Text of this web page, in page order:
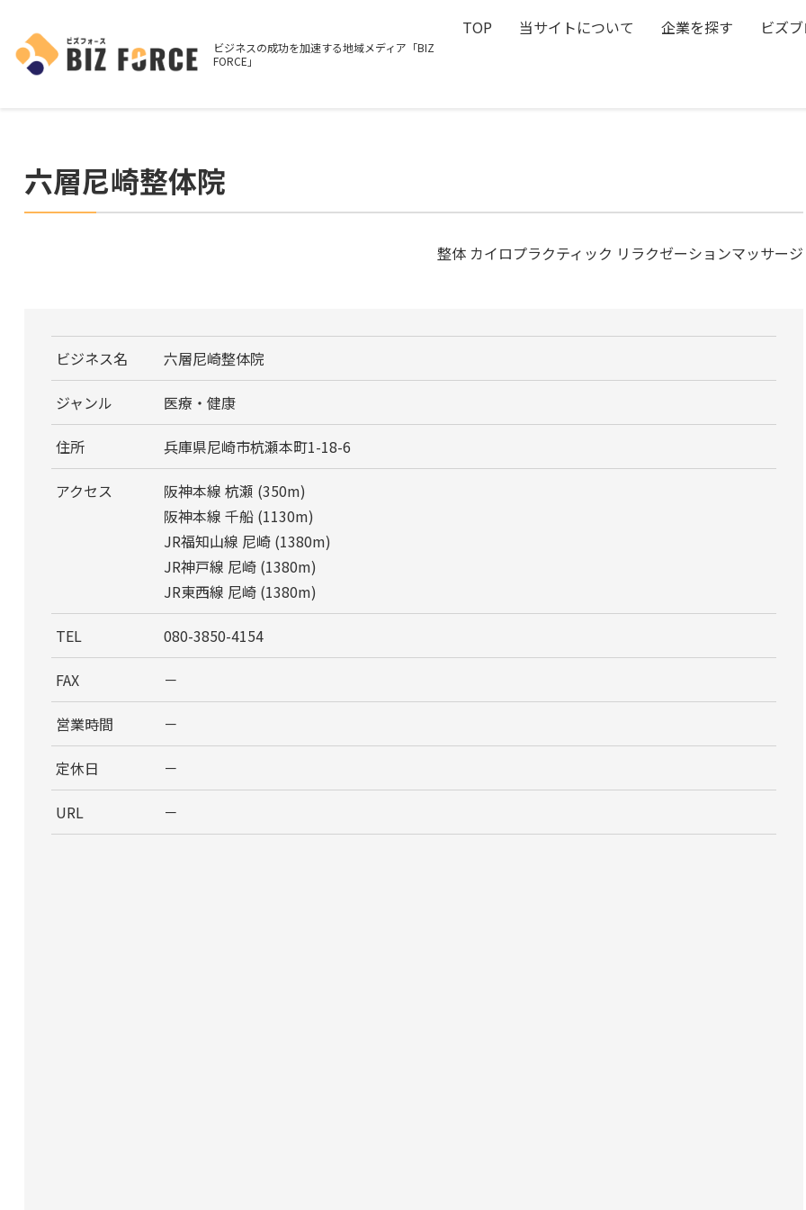
ビジネスの成功を加速する地域メディア「BIZ
FORCE」
TOP 当サイトについて 企業を探す ビズ
六層尼崎整体院
整体 カイロプラクティック リラクゼーションマッサージ
ビジネス名 六層尼崎整体院
ジャンル 医療・健康
住所 兵庫県尼崎市杭瀬本町1-18-6
アクセス
阪神本線 杭瀬 (350m)
阪神本線 千船 (1130m)
JR福知山線 尼崎 (1380m)
JR神戸線 尼崎 (1380m)
JR東西線 尼崎 (1380m)
TEL 080-3850-4154
FAX －
営業時間 －
定休日 －
URL －